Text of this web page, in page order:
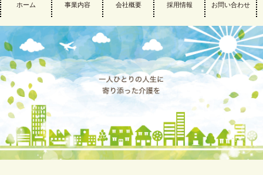
ホーム 事業内容 会社概要 採用情報 お問い合わせ